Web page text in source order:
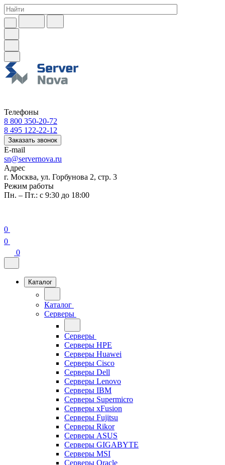
Телефоны
8 800 350-20-72
8 495 122-22-12
Заказать звонок
E-mail
sn@servernova.ru
Адрес
г. Москва, ул. Горбунова 2, стр. 3
Режим работы
Пн. – Пт.: с 9:30 до 18:00
0
0
0
Каталог
Каталог
Серверы
Серверы
Серверы HPE
Серверы Huawei
Серверы Cisco
Серверы Dell
Серверы Lenovo
Серверы IBM
Серверы Supermicro
Серверы xFusion
Серверы Fujitsu
Серверы Rikor
Серверы ASUS
Серверы GIGABYTE
Серверы MSI
Серверы Oracle